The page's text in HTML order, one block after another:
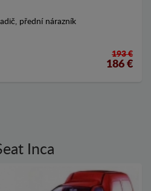
přední nárazník
193 €
186 €
Inca